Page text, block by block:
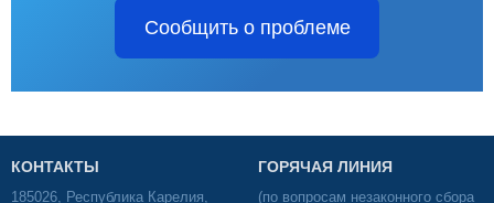
Сообщить о проблеме
КОНТАКТЫ
185026, Республика Карелия,
ГОРЯЧАЯ ЛИНИЯ
(по вопросам незаконного сбора